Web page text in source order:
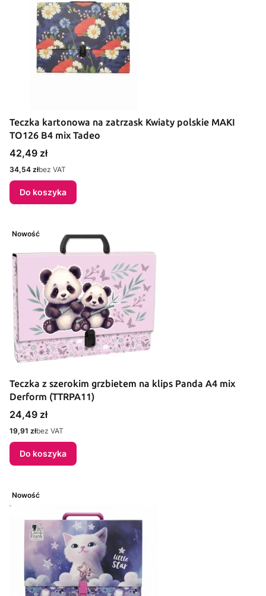
Teczka kartonowa na zatrzask Kwiaty polskie MAKI
TO126 B4 mix Tadeo
Cena
42,49 zł
Cena
34,54 złbez VAT
Do koszyka
Nowość
Teczka z szerokim grzbietem na klips Panda A4 mix
Derform (TTRPA11)
Cena
24,49 zł
Cena
19,91 złbez VAT
Do koszyka
Nowość